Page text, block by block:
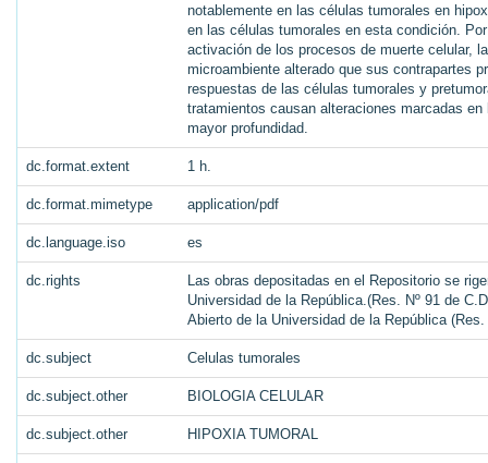
notablemente en las células tumorales en
en las células tumorales en esta condición.
activación de los procesos de muerte celular,
microambiente alterado que sus contrapartes
respuestas de las células tumorales y
tratamientos causan alteraciones marcadas
mayor profundidad.
dc.format.extent 1 h.
dc.format.mimetype application/pdf
dc.language.iso es
dc.rights
Las obras depositadas en el Repositorio se
Universidad de la República.(Res. Nº 91 de
Abierto de la Universidad de la República
dc.subject Celulas tumorales
dc.subject.other BIOLOGIA CELULAR
dc.subject.other HIPOXIA TUMORAL